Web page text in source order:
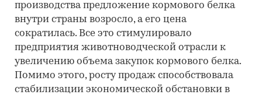
производства предложение кормового белка
внутри страны возросло, а его цена
сократилась. Все это стимулировало
предприятия животноводческой отрасли к
увеличению объема закупок кормового белка.
Помимо этого, росту продаж способствовала
стабилизации экономической обстановки в